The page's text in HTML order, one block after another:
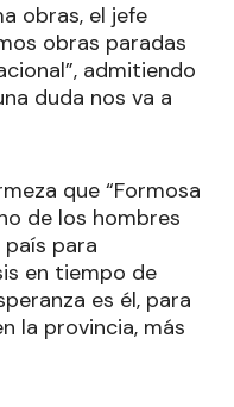
obras, el jefe
obras paradas
admitiendo
duda nos va a
que “Formosa
de los hombres
para
en tiempo de
es él, para
la provincia, más